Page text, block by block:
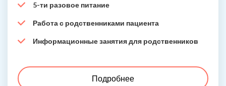
5-ти разовое питание
Работа с родственниками пациента
Информационные занятия для родственников
Подробнее